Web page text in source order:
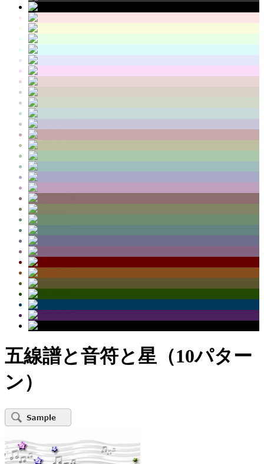
五線譜と音符と星（10パター
ン）